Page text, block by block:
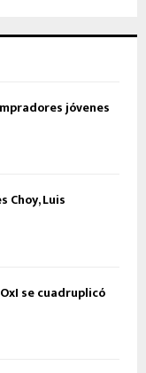
jóvenes
Choy, Luis
se cuadruplicó